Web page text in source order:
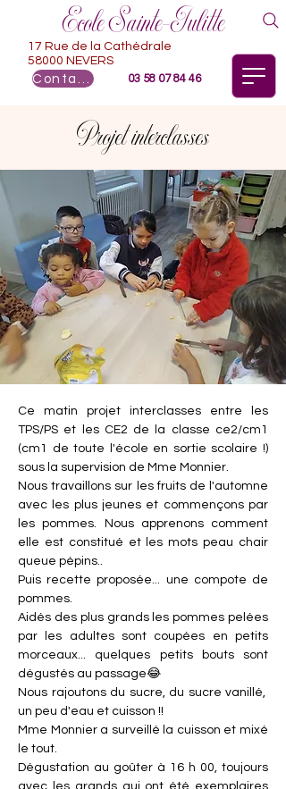
Ecole Sainte-Julitte
03 58 07 84 46
17 Rue de la Cathédrale
58000 NEVERS
Projet interclasses
Ce matin projet interclasses entre les
TPS/PS et les CE2 de la classe ce2/cm1
(cm1 de toute l'école en sortie scolaire !)
sous la supervision de Mme Monnier.
Nous travaillons sur les fruits de l'automne
avec les plus jeunes et commençons par
les pommes. Nous apprenons comment
elle est constitué et les mots peau chair
queue pépins..
Puis recette proposée... une compote de
pommes.
Aidés des plus grands les pommes pelées
par les adultes sont coupées en petits
morceaux... quelques petits bouts sont
dégustés au passage😂
Nous rajoutons du sucre, du sucre vanillé,
un peu d'eau et cuisson !!
Mme Monnier a surveillé la cuisson et mixé
le tout.
Dégustation au goûter à 16 h 00, toujours
avec les grands qui ont été exemplaires